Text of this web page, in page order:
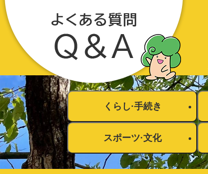
ペ
ー
頭
で
す
。
くらし·手続き
スポーツ·文化